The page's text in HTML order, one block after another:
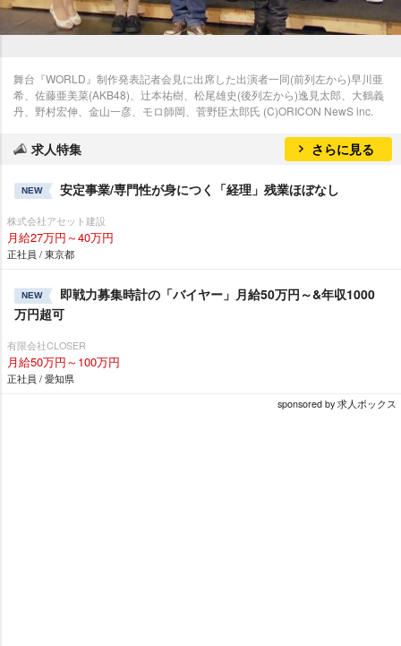
舞台『WORLD』制作発表記者会見に出席した出演者一同(前列左から)早川亜
希、佐藤亜美菜(AKB48)、辻本祐樹、松尾雄史(後列左から)逸見太郎、大鶴義
丹、野村宏伸、金山一彦、モロ師岡、菅野臣太郎氏 (C)ORICON NewS inc.
求人特集 さらに見る
NEW 安定事業/専門性が身につく「経理」残業ほぼなし
株式会社アセット建設
月給27万円～40万円
正社員 / 東京都
NEW
即戦力募集時計の「バイヤー」月給50万円～&年収1000
万円超可
有限会社CLOSER
月給50万円～100万円
正社員 / 愛知県
sponsored by 求人ボックス